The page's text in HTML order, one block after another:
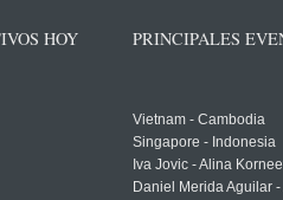
HOY PRINCIPALES
Vietnam - Cambodia
Singapore - Indonesia
Iva Jovic - Alina
Daniel Merida Aguilar